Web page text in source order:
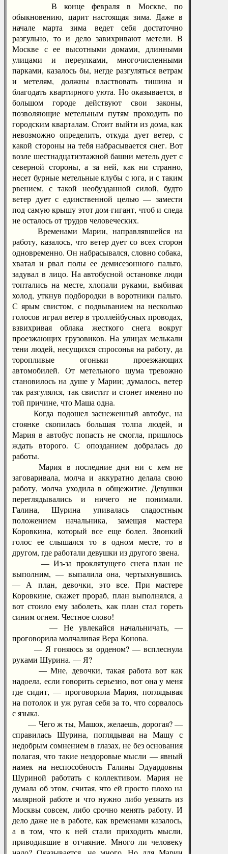
В конце февраля в Москве, по
обыкновению, царит настоящая зима. Даже в
начале марта зима ведет себя достаточно
разгульно, то и дело завихривают метели. В
Москве с ее высотными домами, длинными
улицами и переулками, многочисленными
парками, казалось бы, негде разгуляться ветрам
и метелям, должны властвовать тишина и
благодать квартирного уюта. Но оказывается, в
большом городе действуют свои законы,
позволяющие метельным путям проходить по
городским кварталам. Стоит выйти из дома, как
невозможно определить, откуда дует ветер, с
какой стороны на тебя набрасывается снег. Вот
возле шестнадцатиэтажной башни метель дует с
северной стороны, а за ней, как ни странно,
несет бурные метельные клубы с юга, и с таким
рвением, с такой необузданной силой, будто
ветер дует с единственной целью — замести
под самую крышу этот дом-гигант, чтоб и следа
не осталось от трудов человеческих.
Временами Марии, направлявшейся на
работу, казалось, что ветер дует со всех сторон
одновременно. Он набрасывался, словно собака,
хватал и рвал полы ее демисезонного пальто,
задувал в лицо. На автобусной остановке люди
топтались на месте, хлопали руками, выбивая
холод, уткнув подбородки в воротники пальто.
С ярым свистом, с подвыванием на несколько
голосов играл ветер в троллейбусных проводах,
взвихривая облака жесткого снега вокруг
проезжающих грузовиков. На улицах мелькали
тени людей, несущихся спросонья на работу, да
торопливые огоньки проезжающих
автомобилей. От метельного шума тревожно
становилось на душе у Марии; думалось, ветер
так разгулялся, так свистит и стонет именно по
той причине, что Маша одна.
Когда подошел заснеженный автобус, на
стоянке скопилась большая толпа людей, и
Мария в автобус попасть не смогла, пришлось
ждать второго. С опозданием добралась до
работы.
Мария в последние дни ни с кем не
заговаривала, молча и аккуратно делала свою
работу, молча уходила в общежитие. Девушки
переглядывались и ничего не понимали.
Галина, Шурина упивалась сладостным
положением начальника, замещая мастера
Коровкина, который все еще болел. Звонкий
голос ее слышался то в одном месте, то в
другом, где работали девушки из другого звена.
— Из-за проклятущего снега план не
выполним, — выпалила она, чертыхнувшись.
— А план, девочки, это все. При мастере
Коровкине, скажет прораб, план выполнялся, а
вот стоило ему заболеть, как план стал гореть
синим огнем. Честное слово!
— Не увлекайся начальничать, —
проговорила молчаливая Вера Конова.
— Я гоняюсь за орденом? — всплеснула
руками Шурина. — Я?
— Мне, девочки, такая работа вот как
надоела, если говорить серьезно, вот она у меня
где сидит, — проговорила Мария, поглядывая
на потолок и уж ругая себя за то, что сорвалось
с языка.
— Чего ж ты, Машок, желаешь, дорогая? —
справилась Шурина, поглядывая на Машу с
недобрым сомнением в глазах, не без основания
полагая, что такие нездоровые мысли — явный
намек на неспособность Галины Эдуардовны
Шуриной работать с коллективом. Мария не
думала об этом, считая, что ей просто плохо на
малярной работе и что нужно либо уезжать из
Москвы совсем, либо срочно менять работу. И
дело даже не в работе, как временами казалось,
а в том, что к ней стали приходить мысли,
приводившие в отчаяние. Много ли человеку